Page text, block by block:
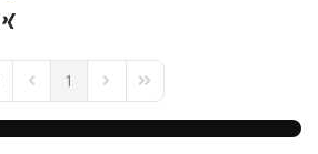
PagePrevious Page
1 Next PageLast Page